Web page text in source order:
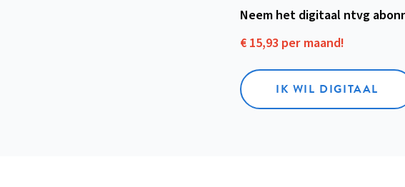
Neem het digitaal ntvg
€ 15,93 per maand!
IK WIL DIGITAAL